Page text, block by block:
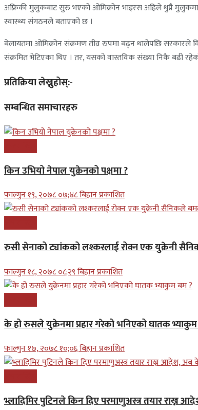
अफ्रिकी मुलुकबाट सुरु भएको ओमिक्रोन भाइरस अहिले थुप्रै
स्वास्थ्य संगठनले बताएको छ ।
बेलायतमा ओमिक्रोन संक्रमण तीव्र रुपमा बढ्न थालेपछि सरकारले
संक्रमित भेटिएका थिए । तर, यसको वास्तविक संख्या निकै बढी
प्रतिक्रिया लेख्नुहोस्:-
सम्बन्धित समाचारहरु
किन उभियो नेपाल युक्रेनको पक्षमा ?
फाल्गुन १९, २०७८ ०७;४८ बिहान प्रकाशित
रुसी सेनाको ट्यांकको लश्करलाई रोक्न एक युक्रेनी
फाल्गुन १८, २०७८ ०८;२९ बिहान प्रकाशित
के हो रुसले युक्रेनमा प्रहार गरेको भनिएको घातक
फाल्गुन १७, २०७८ १०;०६ बिहान प्रकाशित
भ्लादिमिर पुटिनले किन दिए परमाणुअस्त्र तयार